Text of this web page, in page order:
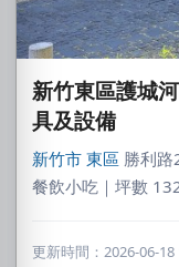
新竹東區護城
具及設備
新竹市 東區 勝利路
餐飲小吃｜坪數
更新時間：2026-06-18